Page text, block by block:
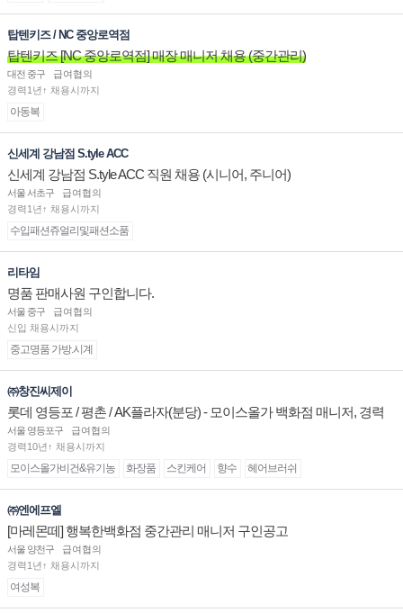
탑텐키즈 / NC 중앙로역점
탑텐키즈 [NC 중앙로역점] 매장 매니저 채용 (중간관리)
대전 중구
급여협의
경력1년↑ 채용시까지
아동복
신세계 강남점 S.tyle ACC
신세계 강남점 S.tyle ACC 직원 채용 (시니어, 주니어)
서울 서초구
급여협의
경력1년↑ 채용시까지
수입패션쥬얼리및패션소품
리타임
명품 판매사원 구인합니다.
서울 중구
급여협의
신입 채용시까지
중고명품 가방.시계
㈜창진씨제이
롯데 영등포 / 평촌 / AK플라자(분당) - 모이스올가 백화점 매니저, 경력
및 신입 판매직 채용
서울 영등포구
급여협의
경력10년↑ 채용시까지
모이스올가비건&유기농 화장품 스킨케어 향수 헤어브러쉬
㈜엔에프엘
[마레몬떼] 행복한백화점 중간관리 매니저 구인공고
서울 양천구
급여협의
경력1년↑ 채용시까지
여성복